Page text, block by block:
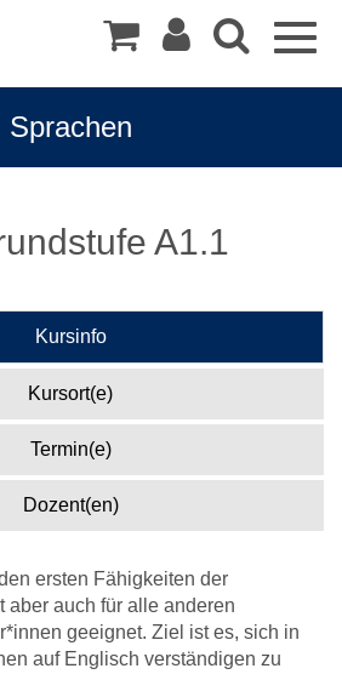
Sprachen
A1.1
Kursinfo
Kursort(e)
Termin(e)
Dozent(en)
ersten Fähigkeiten der
aber auch für alle anderen
geeignet. Ziel ist es, sich in
auf Englisch verständigen zu